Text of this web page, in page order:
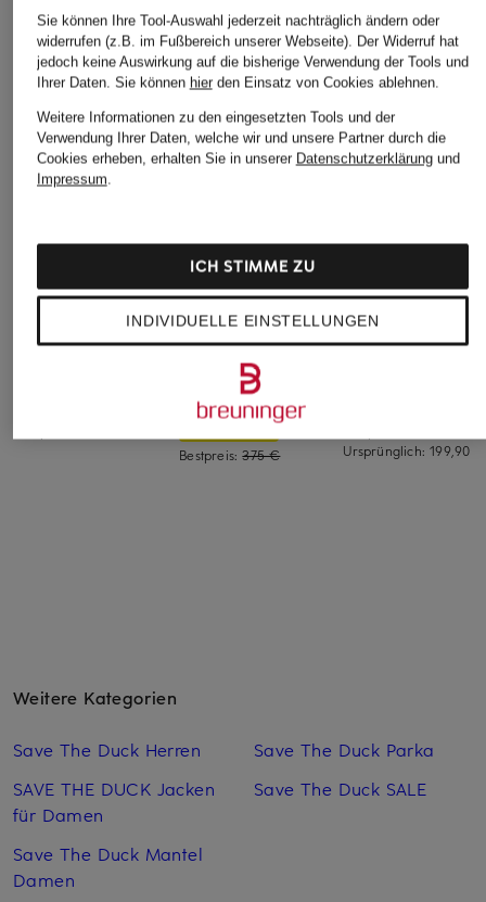
+Aktionsrabatt +Aktionsrabatt
PARAJUMPERS
Steppjacke DUNFRIES
im Materialmix
236,99 €
Bestpreis:375 €
+Aktionsrabatt
TOMMY HILFIGER
Ursprünglich:199,90 €
Weitere Kategorien
Save The Duck Herren
SAVE THE DUCK Jacken
für Damen
Save The Duck Mantel
Damen
Save The Duck Parka
Save The Duck SALE
Sie können Ihre Tool-Auswahl jederzeit nachträglich ändern oder
widerrufen (z.B. im Fußbereich unserer Webseite). Der Widerruf hat
jedoch keine Auswirkung auf die bisherige Verwendung der Tools und
Ihrer Daten. Sie können hierden Einsatz von Cookies ablehnen.
Weitere Informationen zu den eingesetzten Tools und der
Verwendung Ihrer Daten, welche wir und unsere Partner durch die
Cookies erheben, erhalten Sie in unserer Datenschutzerklärungund
Impressum.
INDIVIDUELLE EINSTELLUNGEN
ICH STIMME ZU